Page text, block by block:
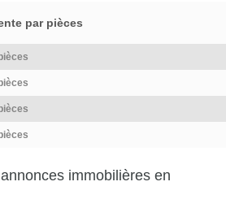
par pièces
annonces immobilières en